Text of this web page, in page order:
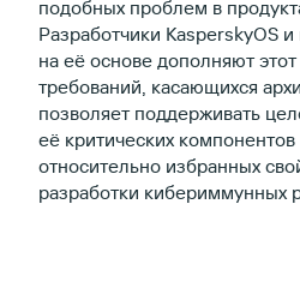
подобных проблем в
Разработчики KasperskyOS и
на её основе дополняют
требований, касающихся
позволяет поддерживать
её критических
относительно избранных
разработки кибериммунных